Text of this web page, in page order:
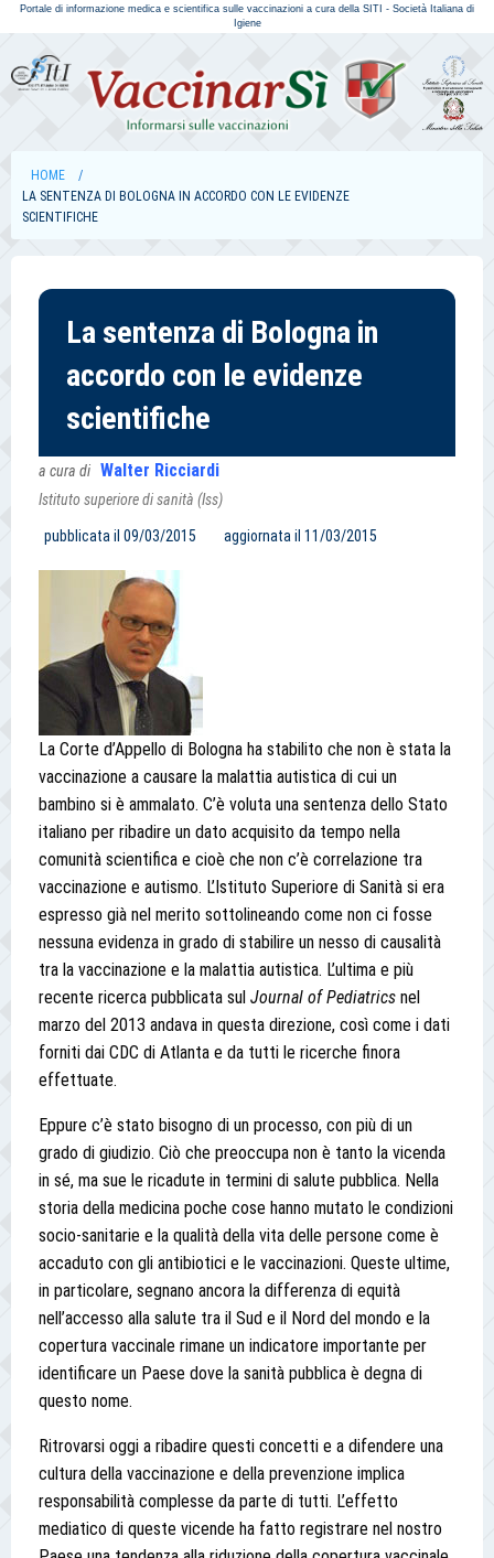
Portale di informazione medica e scientifica sulle vaccinazioni a cura della SITI - Società Italiana di
Igiene
HOME
LA SENTENZA DI BOLOGNA IN ACCORDO CON LE EVIDENZE
SCIENTIFICHE
La sentenza di Bologna in
accordo con le evidenze
scientifiche
a cura di Walter Ricciardi
Istituto superiore di sanità (Iss)
pubblicata il 09/03/2015 aggiornata il 11/03/2015
La Corte d’Appello di Bologna ha stabilito che non è stata la
vaccinazione a causare la malattia autistica di cui un
bambino si è ammalato. C’è voluta una sentenza dello Stato
italiano per ribadire un dato acquisito da tempo nella
comunità scientifica e cioè che non c’è correlazione tra
vaccinazione e autismo. L’Istituto Superiore di Sanità si era
espresso già nel merito sottolineando come non ci fosse
nessuna evidenza in grado di stabilire un nesso di causalità
tra la vaccinazione e la malattia autistica. L’ultima e più
recente ricerca pubblicata sul Journal of Pediatrics nel
marzo del 2013 andava in questa direzione, così come i dati
forniti dai CDC di Atlanta e da tutti le ricerche finora
effettuate.
Eppure c’è stato bisogno di un processo, con più di un
grado di giudizio. Ciò che preoccupa non è tanto la vicenda
in sé, ma sue le ricadute in termini di salute pubblica. Nella
storia della medicina poche cose hanno mutato le condizioni
socio-sanitarie e la qualità della vita delle persone come è
accaduto con gli antibiotici e le vaccinazioni. Queste ultime,
in particolare, segnano ancora la differenza di equità
nell’accesso alla salute tra il Sud e il Nord del mondo e la
copertura vaccinale rimane un indicatore importante per
identificare un Paese dove la sanità pubblica è degna di
questo nome.
Ritrovarsi oggi a ribadire questi concetti e a difendere una
cultura della vaccinazione e della prevenzione implica
responsabilità complesse da parte di tutti. L’effetto
mediatico di queste vicende ha fatto registrare nel nostro